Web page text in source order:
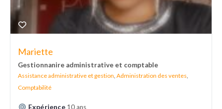
Mariette
Gestionnanire administrative et comptable
Assistance administrative et gestion, Administration des ventes,
Comptabilité
Expérience 10 ans